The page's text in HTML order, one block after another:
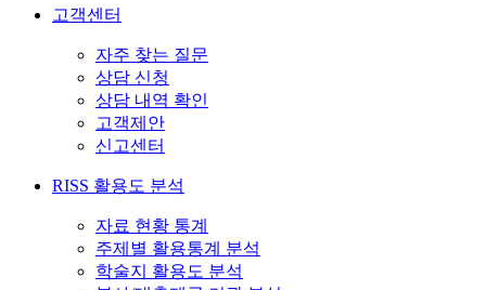
고객센터
자주 찾는 질문
상담 신청
상담 내역 확인
고객제안
신고센터
RISS 활용도 분석
자료 현황 통계
주제별 활용통계 분석
학술지 활용도 분석